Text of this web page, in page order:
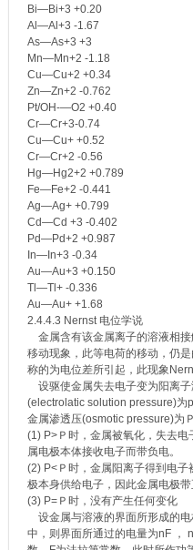
Bi—Bi+3 +0.20
Al—Al+3 -1.67
As—As+3 +3
Mn—Mn+2 -1.18
Cu—Cu+2 +0.34
Zn—Zn+2 -0.762
Pt/OH-—O2 +0.40
Cr—Cr+3-0.74
Cu—Cu+ +0.52
Cr—Cr+2 -0.56
Hg—Hg2+2 +0.789
Fe—Fe+2 -0.441
Ag—Ag+ +0.799
Cd—Cd +3 -0.402
Pd—Pd+2 +0.987
In—In+3 -0.34
Au—Au+3 +0.150
Tl—Tl+ -0.336
Au—Au+ +1.68
2.4.4.3 Nernst 电位学说
金属含有该金属离子的溶液相
移动现象，此等电荷的移动，仍
称的为电位差所引起，此现象
设驱使金属失去电子变为阳离
(electrolatic solution pressure)为
金属渗透压(osmotic pressure)为
(1) P>Ｐ时，金属被氧化，失去
属电极本体接收电子而带负电。
(2) P<Ｐ时，金属阳离子得到电
极本身供给电子，因此金属电极
(3) P=Ｐ时，没有产生任何变化
设金属与溶液的界面所形成的
中，则界面所通过的电量为nF ，